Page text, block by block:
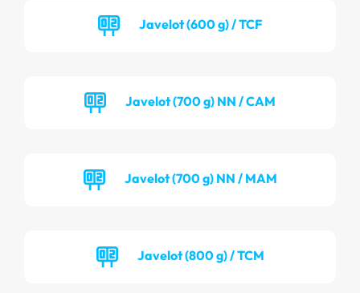
Javelot (600 g) / TCF
Javelot (700 g) NN / CAM
Javelot (700 g) NN / MAM
Javelot (800 g) / TCM